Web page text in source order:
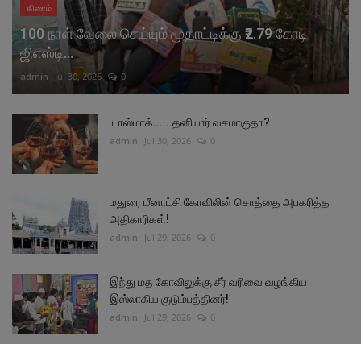
கிரைம்
100 நாள் வேலை செய்யும் மூதாட்டிக்கு ₹2.79 கோடி
ஜிஎஸ்டி...
admin Jul 30, 2026 0
டாஸ்மாக்......தனியார் வசமாகுதா?
admin Jul 30, 2026 0
மதுரை மீனாட்சி கோவிலின் சொத்தை அபகரித்த
அதிகாரிகள்!
admin Jul 29, 2026 0
இந்து மத கோவிலுக்கு சீர் வரிவை வழங்கிய
இஸ்லாகிய குடும்பத்தினர்!
admin Jul 29, 2026 0